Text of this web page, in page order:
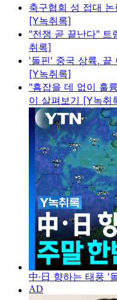
축구협회 성 접대
[Y녹취록]
"전쟁 곧 끝난다" 트
취록]
'돌핀' 중국 상륙, 끝
[Y녹취록]
"흠잡을 데 없이 훌
이 살펴보기 [Y녹취
中·日 향하는 태풍 '